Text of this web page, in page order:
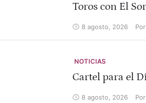
Toros con El
8 agosto, 2026 Por
NOTICIAS
Cartel para el
8 agosto, 2026 Por